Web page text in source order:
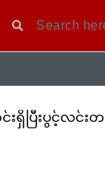
းရှိပြီးပွင့်လင်